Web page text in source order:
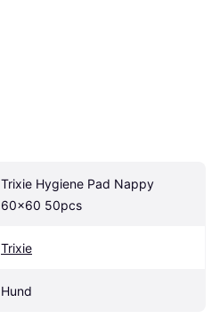
Trixie Hygiene Pad Nappy
60x60 50pcs
Trixie
Hund